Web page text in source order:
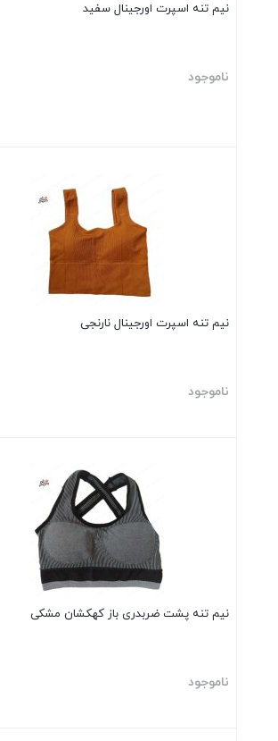
نیم تنه اسپرت اورجینال سفید
ناموجود
نیم تنه اسپرت اورجینال نارنجی
ناموجود
نیم تنه پشت ضربدری باز کهکشان مشکی
ناموجود